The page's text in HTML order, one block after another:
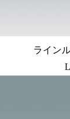
ライン